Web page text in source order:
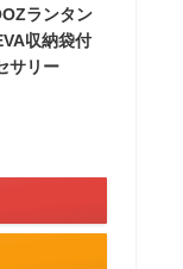
ランタン
収納袋付
サリー